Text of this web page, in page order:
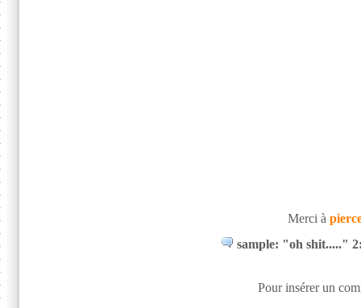
Merci à
sample: "oh shit....."
Pour insérer un